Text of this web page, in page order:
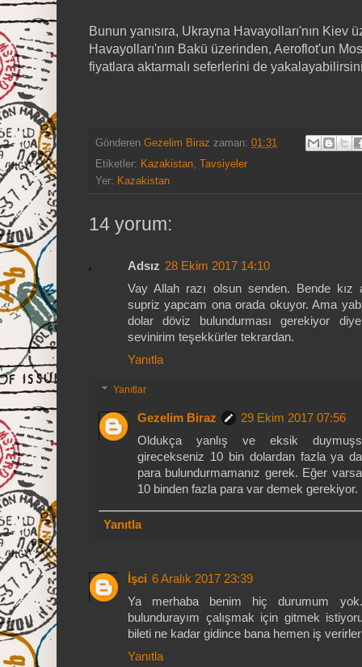
Bunun yanısıra, Ukrayna Havayolları'nın Kiev
Havayolları'nın Bakü üzerinden, Aeroflot'un
fiyatlara aktarmalı seferlerini de
Gönderen Gezelim Biraz zaman: 01:31
Etiketler: Kazakistan, Tavsiyeler
Yer: Kazakistan
14 yorum:
Adsız 28 Ekim 2017 14:10
Vay Allah razı olsun senden. Bende kız
supriz yapcam ona orada okuyor. Ama
dolar döviz bulundurması gerekiyor
sevinirim teşekkürler tekrardan.
Yanıtla
Yanıtlar
Gezelim Biraz
29 Ekim 2017 07:56
Oldukça yanlış ve eksik
girecekseniz 10 bin dolardan fazla ya
para bulundurmamanız gerek. Eğer
10 binden fazla para var demek gerekiyor.
Yanıtla
İşci 6 Aralık 2017 23:39
Ya merhaba benim hiç durumum
bulundurayım çalışmak için gitmek
bileti ne kadar gidince bana hemen iş
Yanıtla